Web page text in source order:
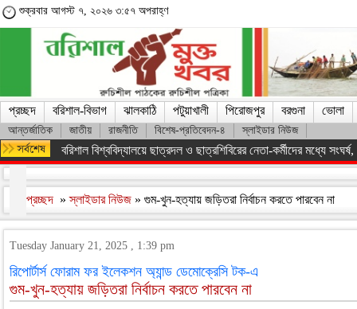
শুক্রবার আগস্ট ৭, ২০২৬ ৩:৫৭ অপরাহ্ণ
প্রচ্ছদ বরিশাল-বিভাগ ঝালকাঠি পটুয়াখালী পিরোজপুর বরগুনা ভোলা
আন্তর্জাতিক জাতীয় রাজনীতি বিশেষ-প্রতিবেদন-৪ স্লাইডার নিউজ
বরিশাল বিশ্ববিদ্যালয়ে ছাত্রদল ও ছাত্রশিবিরের নেতা-কর্মীদের মধ্যে সংঘর্ষ,
প্রচ্ছদ »স্লাইডার নিউজ » গুম-খুন-হত্যায় জড়িতরা নির্বাচন করতে পারবেন না
Tuesday January 21, 2025 , 1:39 pm
রিপোর্টার্স ফোরাম ফর ইলেকশন অ্যান্ড ডেমোক্রেসি টক-এ
গুম-খুন-হত্যায় জড়িতরা নির্বাচন করতে পারবেন না